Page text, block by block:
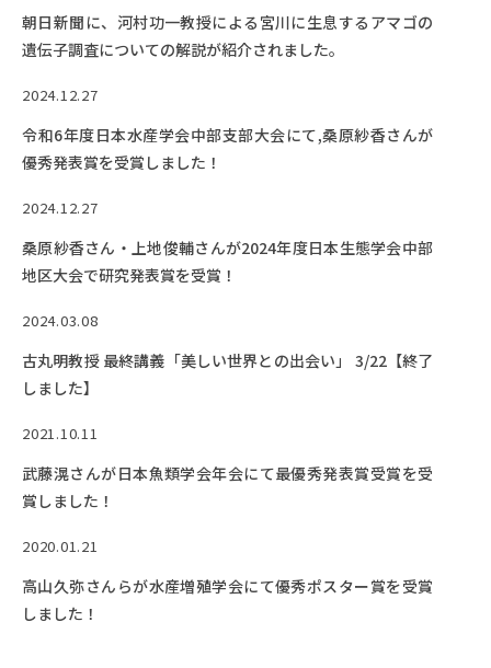
保護者の方へ
教員一覧
BULLETIN
ANPIC安否情報システム
朝日新聞に、河村功一教授による宮川に生息するアマゴの
遺伝子調査についての解説が紹介されました。
2024.12.27
令和6年度日本水産学会中部支部大会にて,桑原紗香さんが
優秀発表賞を受賞しました！
2024.12.27
桑原紗香さん・上地俊輔さんが2024年度日本生態学会中部
地区大会で研究発表賞を受賞！
2024.03.08
古丸明教授 最終講義「美しい世界との出会い」 3/22【終了
しました】
2021.10.11
武藤滉さんが日本魚類学会年会にて最優秀発表賞受賞を受
賞しました！
2020.01.21
高山久弥さんらが水産増殖学会にて優秀ポスター賞を受賞
しました！